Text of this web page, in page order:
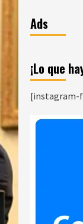
Ads
¡Lo que
[instagram-